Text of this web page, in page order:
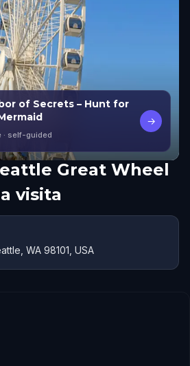
of Secrets – Hunt for
· self-guided
→
Great Wheel
visita
WA 98101, USA